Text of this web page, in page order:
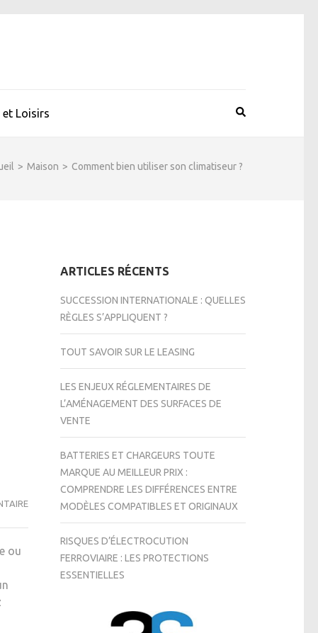
et Loisirs
> Maison > Comment bien utiliser son climatiseur ?
SUR
UTILISER
ou
ARTICLES RÉCENTS
SUCCESSION INTERNATIONALE : QUELLES
RÈGLES S’APPLIQUENT ?
TOUT SAVOIR SUR LE LEASING
LES ENJEUX RÉGLEMENTAIRES DE
L’AMÉNAGEMENT DES SURFACES DE
VENTE
BATTERIES ET CHARGEURS TOUTE
MARQUE AU MEILLEUR PRIX :
COMPRENDRE LES DIFFÉRENCES ENTRE
MODÈLES COMPATIBLES ET ORIGINAUX
RISQUES D’ÉLECTROCUTION
FERROVIAIRE : LES PROTECTIONS
ESSENTIELLES